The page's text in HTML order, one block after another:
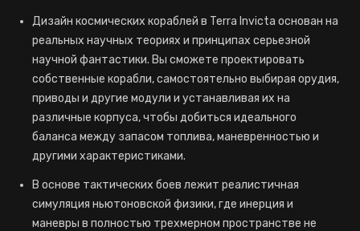
Дизайн космических кораблей в Terra Invicta основан на
реальных научных теориях и принципах серьезной
научной фантастики. Вы сможете проектировать
собственные корабли, самостоятельно выбирая орудия,
приводы и другие модули и устанавливая их на
различные корпуса, чтобы добиться идеального
баланса между запасом топлива, маневренностью и
другими характеристиками.
В основе тактических боев лежит реалистичная
симуляция ньютоновской физики, где инерция и
маневры в полностью трехмерном пространстве не